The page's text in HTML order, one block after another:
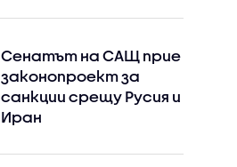
Сенатът на САЩ прие
законопроект за
санкции срещу Русия и
Иран